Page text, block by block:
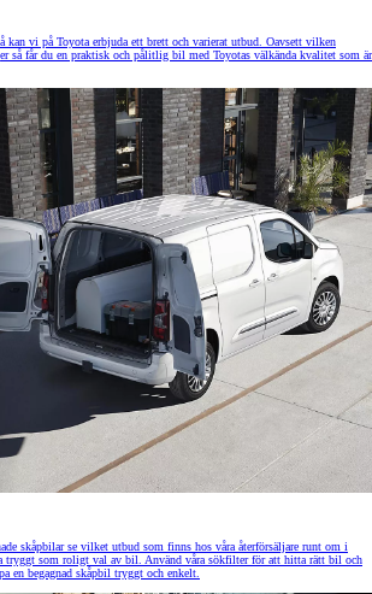
kan vi på Toyota erbjuda ett brett och varierat utbud. Oavsett vilken
så får du en praktisk och pålitlig bil med Toyotas välkända kvalitet som är
skåpbilar se vilket utbud som finns hos våra återförsäljare runt om i
tryggt som roligt val av bil. Använd våra sökfilter för att hitta rätt bil och
en begagnad skåpbil tryggt och enkelt.